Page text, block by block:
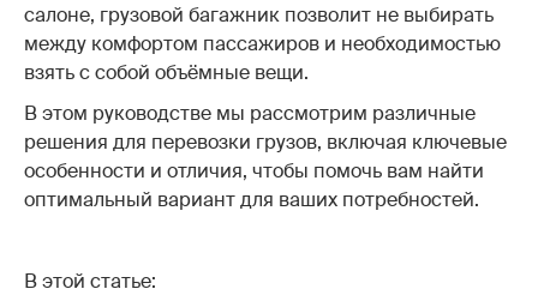
салоне, грузовой багажник позволит не выбирать
между комфортом пассажиров и необходимостью
взять с собой объёмные вещи.
В этом руководстве мы рассмотрим различные
решения для перевозки грузов, включая ключевые
особенности и отличия, чтобы помочь вам найти
оптимальный вариант для ваших потребностей.
В этой статье: